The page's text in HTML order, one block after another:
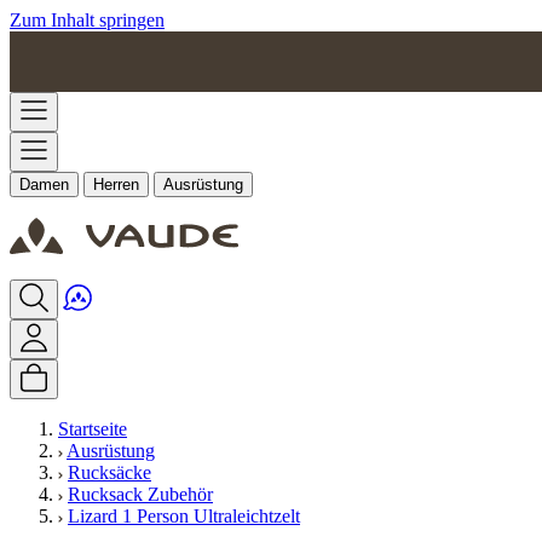
Zum Inhalt springen
Damen Herren Ausrüstung
Startseite
Ausrüstung
Rucksäcke
Rucksack Zubehör
Lizard 1 Person Ultraleichtzelt